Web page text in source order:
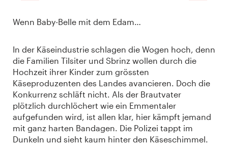
Wenn Baby-Belle mit dem Edam…
In der Käseindustrie schlagen die Wogen hoch, denn
die Familien Tilsiter und Sbrinz wollen durch die
Hochzeit ihrer Kinder zum grössten
Käseproduzenten des Landes avancieren. Doch die
Konkurrenz schläft nicht. Als der Brautvater
plötzlich durchlöchert wie ein Emmentaler
aufgefunden wird, ist allen klar, hier kämpft jemand
mit ganz harten Bandagen. Die Polizei tappt im
Dunkeln und sieht kaum hinter den Käseschimmel.